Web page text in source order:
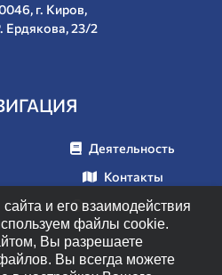
г. Киров,
Ердякова, 23/2
Деятельность
Контакты
Мероприятия
и его взаимодействия
файлы cookie.
Вы разрешаете
Вы всегда можете